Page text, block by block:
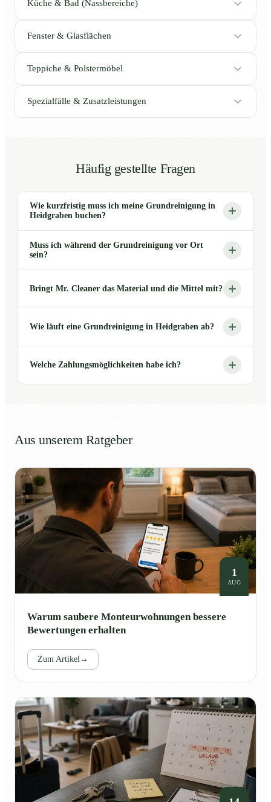
Küche & Bad (Nassbereiche)
Fenster & Glasflächen
Teppiche & Polstermöbel
Spezialfälle & Zusatzleistungen
Häufig gestellte Fragen
Wie kurzfristig muss ich meine Grundreinigung in
Heidgraben buchen?
Muss ich während der Grundreinigung vor Ort
sein?
Bringt Mr. Cleaner das Material und die Mittel mit?
Wie läuft eine Grundreinigung in Heidgraben ab?
Welche Zahlungsmöglichkeiten habe ich?
Aus unserem Ratgeber
1
AUG
Warum saubere Monteurwohnungen bessere
Bewertungen erhalten
Zum Artikel →